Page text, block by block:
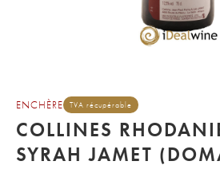
ENCHÈRE TVA récupérable
COLLINES